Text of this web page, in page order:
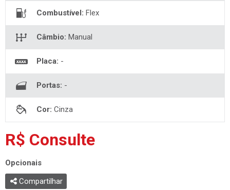
Combustível: Flex
Câmbio: Manual
Placa: -
Portas: -
Cor: Cinza
R$ Consulte
Opcionais
Compartilhar